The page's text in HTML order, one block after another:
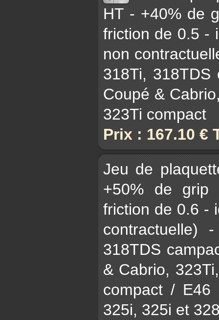
HT - +40% de
friction de 0.5 -
non
318Ti, 318TDS
Coupé &
323Ti compact
Prix : 167.10 €
Jeu de
+50% de grip
friction de 0.6 -
contractuelle)
318TDS
& Cabrio,
compact / E46
325i, 325i et